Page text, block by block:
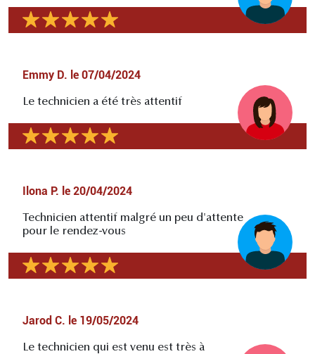
Emmy D. le 07/04/2024
Le technicien a été très attentif
Ilona P. le 20/04/2024
Technicien attentif malgré un peu d'attente
pour le rendez-vous
Jarod C. le 19/05/2024
Le technicien qui est venu est très à